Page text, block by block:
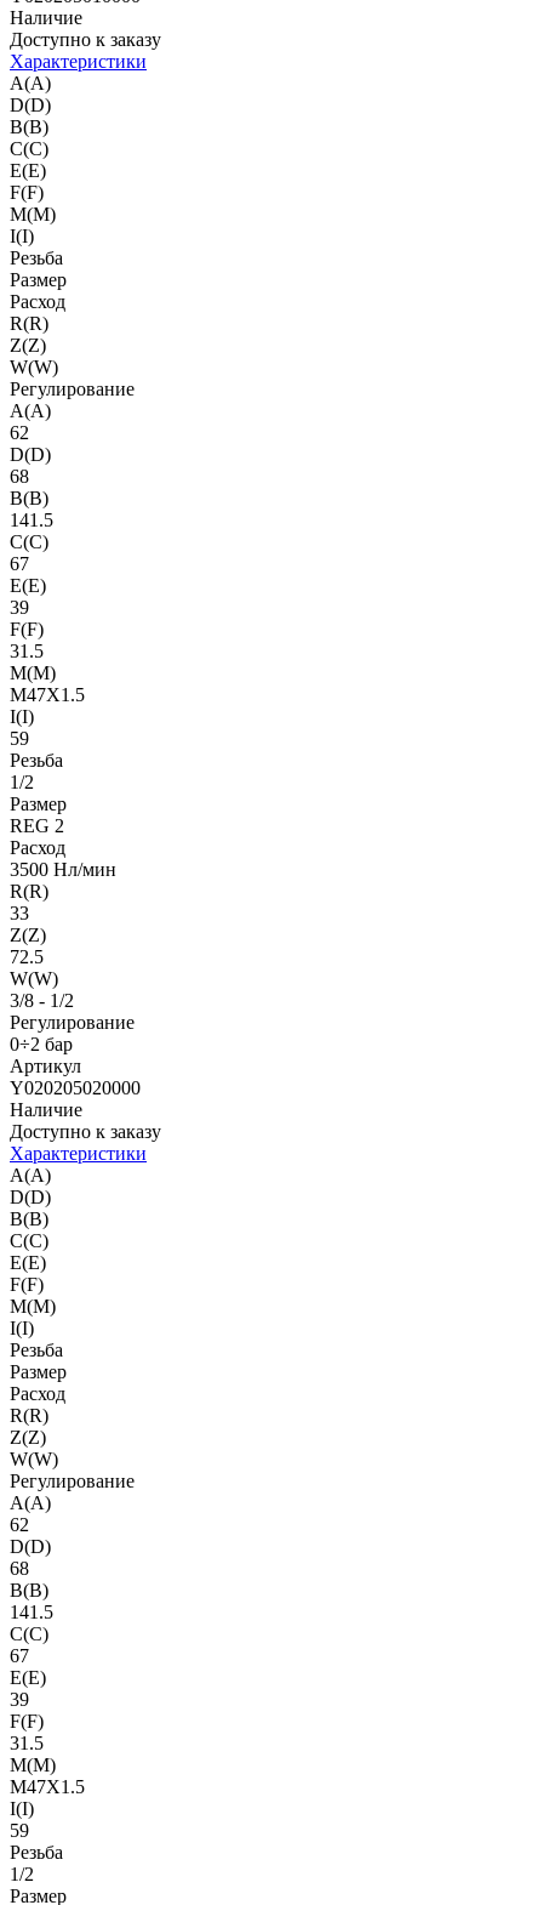
Наличие
Доступно к заказу
Характеристики
A(A)
D(D)
B(B)
C(C)
E(E)
F(F)
M(M)
I(I)
Резьба
Размер
Расход
R(R)
Z(Z)
W(W)
Регулирование
A(A)
62
D(D)
68
B(B)
141.5
C(C)
67
E(E)
39
F(F)
31.5
M(M)
M47X1.5
I(I)
59
Резьба
1/2
Размер
REG 2
Расход
3500 Нл/мин
R(R)
33
Z(Z)
72.5
W(W)
3/8 - 1/2
Регулирование
0÷2 бар
Артикул
Y020205020000
Наличие
Доступно к заказу
Характеристики
A(A)
D(D)
B(B)
C(C)
E(E)
F(F)
M(M)
I(I)
Резьба
Размер
Расход
R(R)
Z(Z)
W(W)
Регулирование
A(A)
62
D(D)
68
B(B)
141.5
C(C)
67
E(E)
39
F(F)
31.5
M(M)
M47X1.5
I(I)
59
Резьба
1/2
Размер